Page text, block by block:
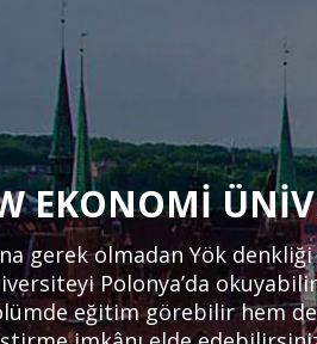
EKONOMI
gerek olmadan Yök
Polonya’da
eğitim görebilir hem